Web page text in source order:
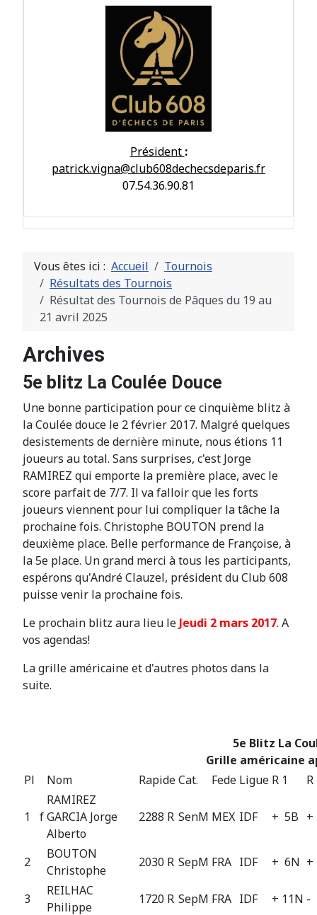
Président :
patrick.vigna@club608dechecsdeparis.fr
07.54.36.90.81
Vous êtes ici : Accueil
Tournois
Résultats des Tournois
Résultat des Tournois de Pâques du 19 au
21 avril 2025
Archives
5e blitz La Coulée Douce
Une bonne participation pour ce cinquième blitz à
la Coulée douce le 2 février 2017. Malgré quelques
desistements de dernière minute, nous étions 11
joueurs au total. Sans surprises, c'est Jorge
RAMIREZ qui emporte la première place, avec le
score parfait de 7/7. Il va falloir que les forts
joueurs viennent pour lui compliquer la tâche la
prochaine fois. Christophe BOUTON prend la
deuxième place. Belle performance de Françoise, à
la 5e place. Un grand merci à tous les participants,
espérons qu'André Clauzel, président du Club 608
puisse venir la prochaine fois.
Le prochain blitz aura lieu le Jeudi 2 mars 2017. A
vos agendas!
La grille américaine et d'autres photos dans la
suite.
5e Blitz La
Grille américaine
Pl
Nom RapideCat. Fede Ligue R 1 R
1 f
RAMIREZ
GARCIA Jorge
Alberto
2288 R SenM MEX IDF + 5B
2
BOUTON
Christophe
2030 R SepM FRA IDF + 6N +
3
REILHAC
Philippe
1720 R SepM FRA IDF + 11N -